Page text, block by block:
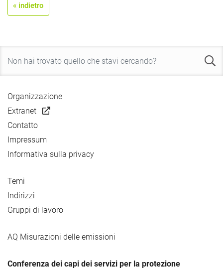
« indietro
Organizzazione
Extranet
Contatto
Impressum
Informativa sulla privacy
Temi
Indirizzi
Gruppi di lavoro
AQ Misurazioni delle emissioni
Conferenza dei capi dei servizi per la protezione